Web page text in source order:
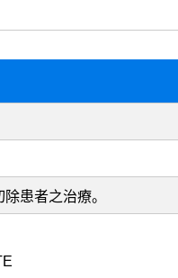
患者之治療。